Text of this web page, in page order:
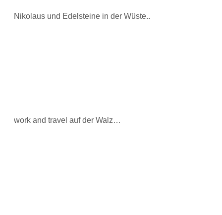
Nikolaus und Edelsteine in der Wüste..
work and travel auf der Walz…